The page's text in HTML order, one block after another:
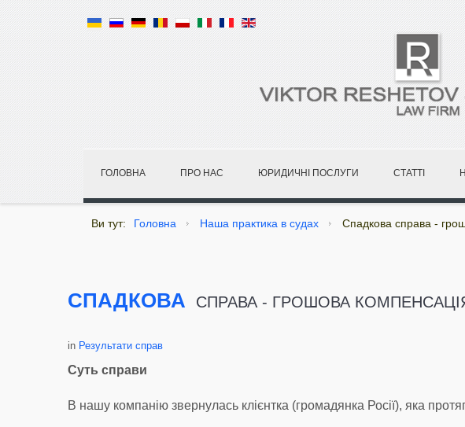
ГОЛОВНА ПРО НАС ЮРИДИЧНІ ПОСЛУГИ СТАТТІ
Ви тут: Головна Наша практика в судах Спадкова справа -
СПАДКОВА СПРАВА - ГРОШОВА
in Результати справ
Суть справи
В нашу компанію звернулась клієнтка (громадянка Росії), яка